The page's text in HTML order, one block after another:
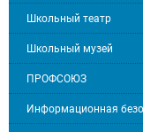
Школьный театр
Школьный музей
ПРОФСОЮЗ
Информационная